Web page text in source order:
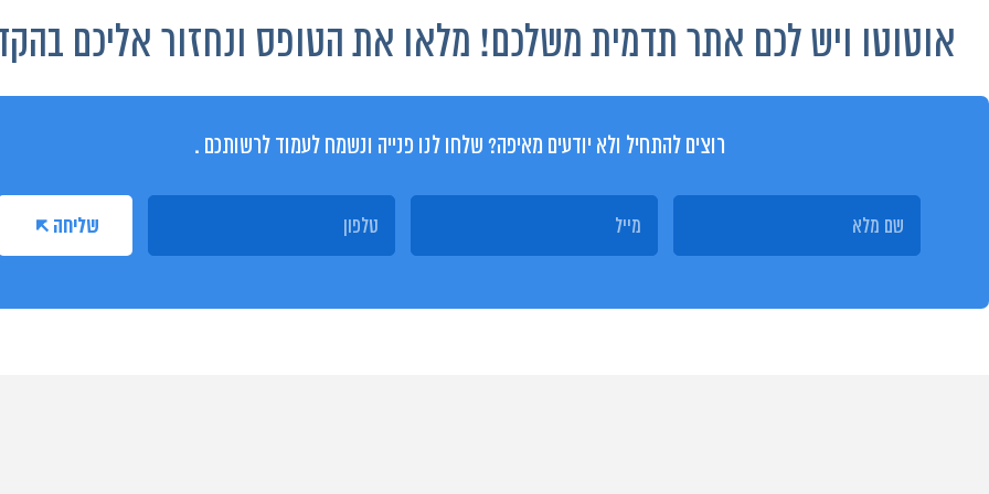
אוטוטו ויש לכם אתר תדמית משלכם! מלאו את הטופס ונחזור אליכם
רוצים להתחיל ולא יודעים מאיפה? שלחו לנו פנייה ונשמח לעמוד לרשותכם .
שליחה